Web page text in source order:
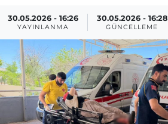
30.05.2026 - 16:26
YAYINLANMA
30.05.2026 - 16:28
GÜNCELLEME
Haber Arşivi